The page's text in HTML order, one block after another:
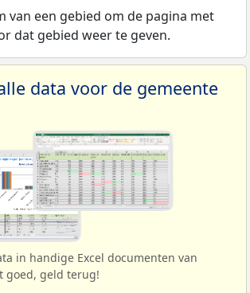
van een gebied om de pagina met
dat gebied weer te geven.
data voor de gemeente
in handige Excel documenten van
goed, geld terug!